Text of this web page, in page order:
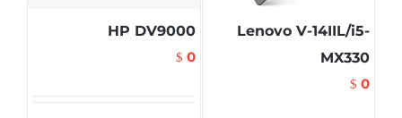
Lenovo V-14IIL/i5-
MX330
$ 0
HP DV9000
$ 0